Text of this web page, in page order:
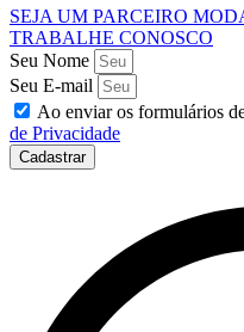
SEJA UM PARCEIRO
TRABALHE CONOSCO
Seu Nome
Seu E-mail
Ao enviar os formulários
de Privacidade
Cadastrar